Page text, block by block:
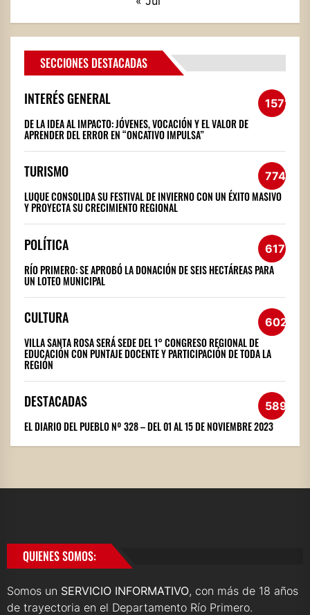
SECCIONES DESTACADAS
INTERÉS GENERAL 1572
DE LA IDEA AL IMPACTO: JÓVENES, VOCACIÓN Y EL VALOR DE
APRENDER DEL ERROR EN “ONCATIVO IMPULSA”
TURISMO 774
LUQUE CONSOLIDA SU FESTIVAL DE INVIERNO CON UN ÉXITO MASIVO
Y PROYECTA SU CRECIMIENTO REGIONAL
POLÍTICA 617
RÍO PRIMERO: SE APROBÓ LA DONACIÓN DE SEIS HECTÁREAS PARA
UN LOTEO MUNICIPAL
CULTURA 602
VILLA SANTA ROSA SERÁ SEDE DEL 1° CONGRESO REGIONAL DE
EDUCACIÓN CON PUNTAJE DOCENTE Y PARTICIPACIÓN DE TODA LA
REGIÓN
DESTACADAS 589
EL DIARIO DEL PUEBLO Nº 328 – DEL 01 AL 15 DE NOVIEMBRE 2023
QUIENES SOMOS:
Somos un SERVICIO INFORMATIVO, con más de 18 años
de trayectoria en el Departamento Río Primero.